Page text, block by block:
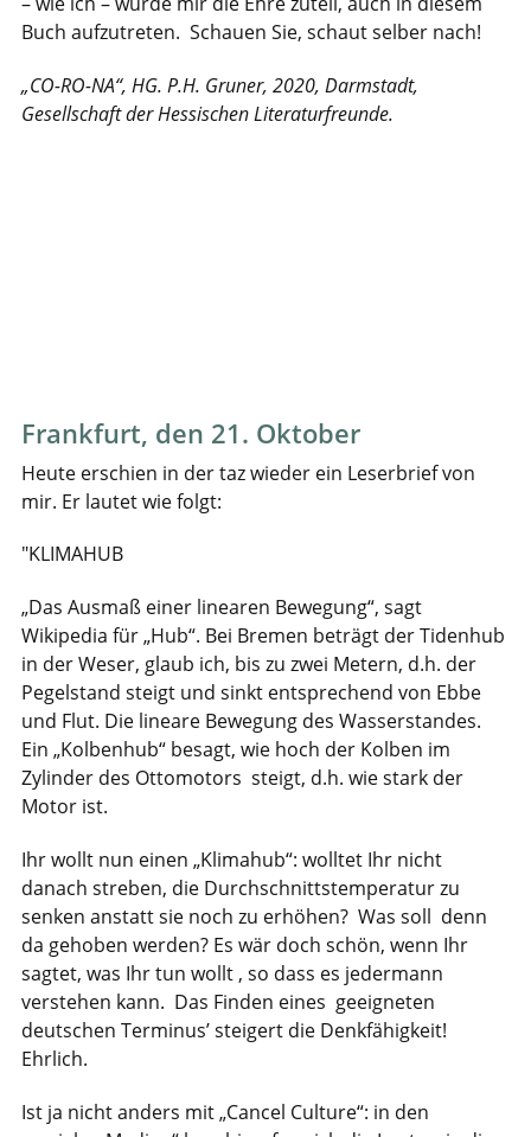
Buch aufzutreten. Schauen Sie, schaut selber nach!
„CO-RO-NA“, HG. P.H. Gruner, 2020, Darmstadt,
Gesellschaft der Hessischen Literaturfreunde.
Frankfurt, den 21. Oktober
Heute erschien in der taz wieder ein Leserbrief von
mir. Er lautet wie folgt:
"KLIMAHUB
„Das Ausmaß einer linearen Bewegung“, sagt
Wikipedia für „Hub“. Bei Bremen beträgt der Tidenhub
in der Weser, glaub ich, bis zu zwei Metern, d.h. der
Pegelstand steigt und sinkt entsprechend von Ebbe
und Flut. Die lineare Bewegung des Wasserstandes.
Ein „Kolbenhub“ besagt, wie hoch der Kolben im
Zylinder des Ottomotors steigt, d.h. wie stark der
Motor ist.
Ihr wollt nun einen „Klimahub“: wolltet Ihr nicht
danach streben, die Durchschnittstemperatur zu
senken anstatt sie noch zu erhöhen? Was soll denn
da gehoben werden? Es wär doch schön, wenn Ihr
sagtet, was Ihr tun wollt , so dass es jedermann
verstehen kann. Das Finden eines geeigneten
deutschen Terminus’ steigert die Denkfähigkeit!
Ehrlich.
Ist ja nicht anders mit „Cancel Culture“: in den